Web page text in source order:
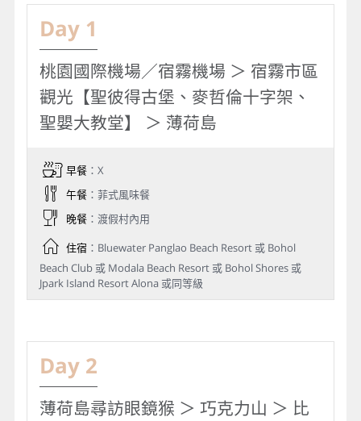
Day 1
桃園國際機場／宿霧機場 ＞ 宿霧市區
觀光【聖彼得古堡、麥哲倫十字架、
聖嬰大教堂】 ＞ 薄荷島
早餐：X
午餐：菲式風味餐
晚餐：渡假村內用
住宿：Bluewater Panglao Beach Resort 或 Bohol
Beach Club 或 Modala Beach Resort 或 Bohol Shores 或
Jpark Island Resort Alona 或同等級
Day 2
薄荷島尋訪眼鏡猴 ＞ 巧克力山 ＞ 比